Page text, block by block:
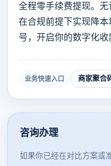
全程零手续费提现。
在合规前提下实现降
号，开启你的数字化收
业务快速入口 商家聚合
咨询办理
如果你已经在对比方案或